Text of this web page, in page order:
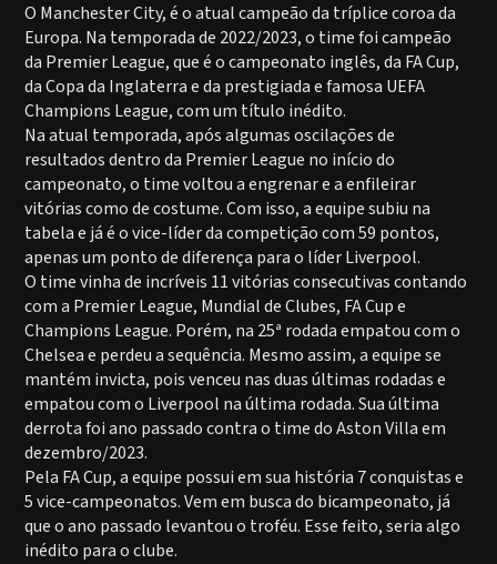
O Manchester City, é o atual campeão da tríplice coroa da
Europa. Na temporada de 2022/2023, o time foi campeão
da Premier League, que é o campeonato inglês, da FA Cup,
da Copa da Inglaterra e da prestigiada e famosa UEFA
Champions League, com um título inédito.
Na atual temporada, após algumas oscilações de
resultados dentro da Premier League no início do
campeonato, o time voltou a engrenar e a enfileirar
vitórias como de costume. Com isso, a equipe subiu na
tabela e já é o vice-líder da competição com 59 pontos,
apenas um ponto de diferença para o líder Liverpool.
O time vinha de incríveis 11 vitórias consecutivas contando
com a Premier League, Mundial de Clubes, FA Cup e
Champions League. Porém, na 25ª rodada empatou com o
Chelsea e perdeu a sequência. Mesmo assim, a equipe se
mantém invicta, pois venceu nas duas últimas rodadas e
empatou com o Liverpool na última rodada. Sua última
derrota foi ano passado contra o time do Aston Villa em
dezembro/2023.
Pela FA Cup, a equipe possui em sua história 7 conquistas e
5 vice-campeonatos. Vem em busca do bicampeonato, já
que o ano passado levantou o troféu. Esse feito, seria algo
inédito para o clube.